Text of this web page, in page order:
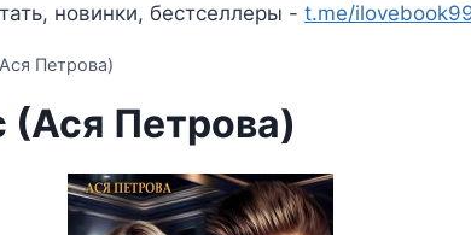
новинки, бестселлеры - t.me/
Петрова)
(Ася Петрова)